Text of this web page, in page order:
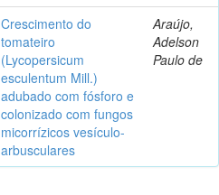
Crescimento do
tomateiro
(Lycopersicum
esculentum Mill.)
adubado com fósforo e
colonizado com fungos
micorrízicos vesículo-
arbusculares
Araújo,
Adelson
Paulo de